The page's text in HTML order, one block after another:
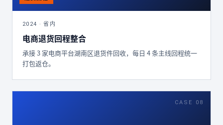
2024 · 省内
电商退货回程整合
承接 3 家电商平台湖南区退货件回收，每日 4 条主线回程统一
打包返仓。
CASE 08